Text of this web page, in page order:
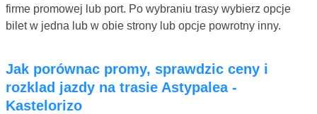
firme promowej lub port. Po wybraniu trasy wybierz opcje
bilet w jedna lub w obie strony lub opcje powrotny inny.
Jak porównac promy, sprawdzic ceny i
rozklad jazdy na trasie Astypalea -
Kastelorizo